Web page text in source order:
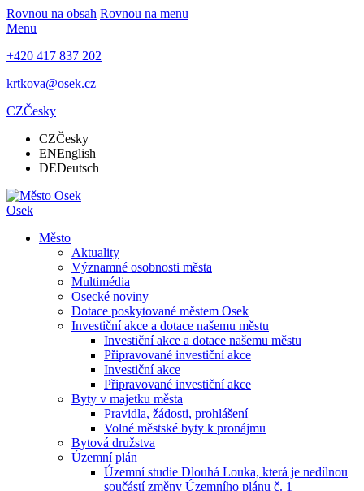
Rovnou na obsah Rovnou na menu
Menu
+420 417 837 202
krtkova@osek.cz
CZČesky
CZČesky
ENEnglish
DEDeutsch
Osek
Město
Aktuality
Významné osobnosti města
Multimédia
Osecké noviny
Dotace poskytované městem Osek
Investiční akce a dotace našemu městu
Investiční akce a dotace našemu městu
Připravované investiční akce
Investiční akce
Připravované investiční akce
Byty v majetku města
Pravidla, žádosti, prohlášení
Volné městské byty k pronájmu
Bytová družstva
Územní plán
Územní studie Dlouhá Louka, která je nedílnou
součástí změny Územního plánu č. 1